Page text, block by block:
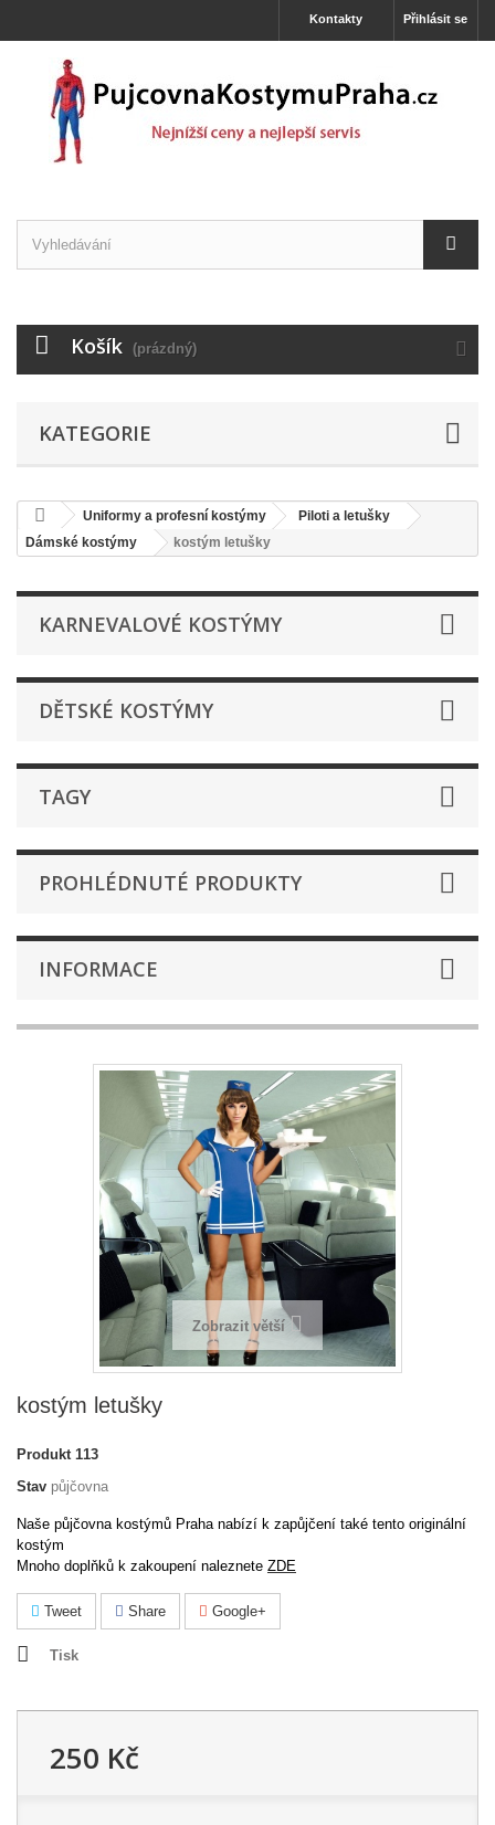
Přihlásit se
Kontakty
Košík (prázdný)
KATEGORIE
Uniformy a profesní kostýmy
Piloti a letušky
Dámské kostýmy
kostým letušky
KARNEVALOVÉ KOSTÝMY
DĚTSKÉ KOSTÝMY
TAGY
PROHLÉDNUTÉ PRODUKTY
INFORMACE
Zobrazit větší
kostým letušky
Produkt 113
Stav půjčovna
Naše půjčovna kostýmů Praha nabízí k zapůjčení také tento originální
kostým
Mnoho doplňků k zakoupení naleznete ZDE
Tweet Share Google+
Tisk
250 Kč